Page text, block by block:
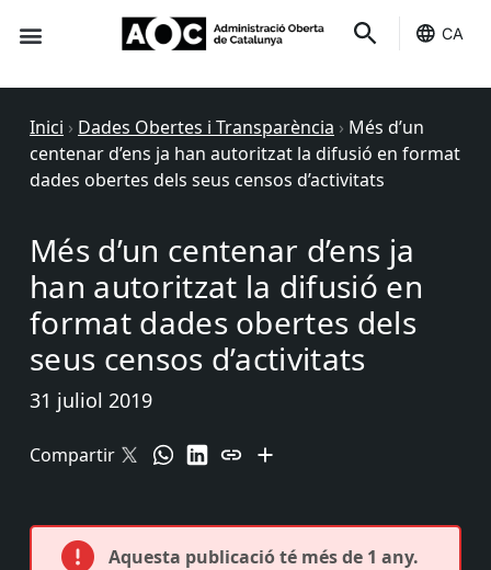
CA
Inici › Dades Obertes i Transparència › Més d’un
centenar d’ens ja han autoritzat la difusió en format
dades obertes dels seus censos d’activitats
Més d’un centenar d’ens ja
han autoritzat la difusió en
format dades obertes dels
seus censos d’activitats
31 juliol 2019
Compartir
Aquesta publicació té més de 1 any.